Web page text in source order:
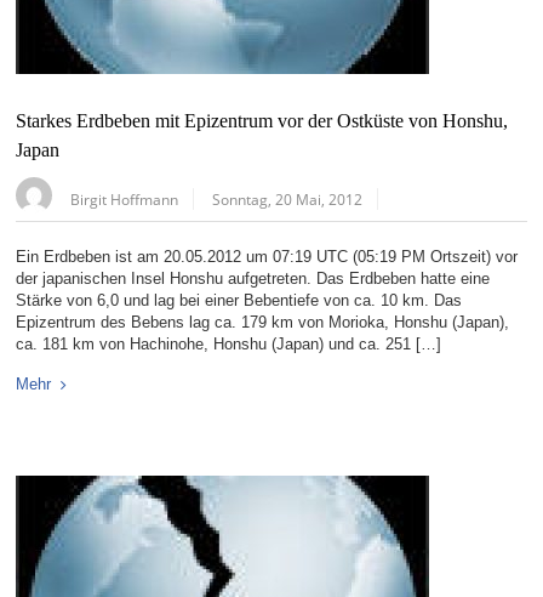
Starkes Erdbeben mit Epizentrum vor der Ostküste von Honshu,
Japan
Birgit Hoffmann Sonntag, 20 Mai, 2012
Ein Erdbeben ist am 20.05.2012 um 07:19 UTC (05:19 PM Ortszeit) vor
der japanischen Insel Honshu aufgetreten. Das Erdbeben hatte eine
Stärke von 6,0 und lag bei einer Bebentiefe von ca. 10 km. Das
Epizentrum des Bebens lag ca. 179 km von Morioka, Honshu (Japan),
ca. 181 km von Hachinohe, Honshu (Japan) und ca. 251 […]
Mehr